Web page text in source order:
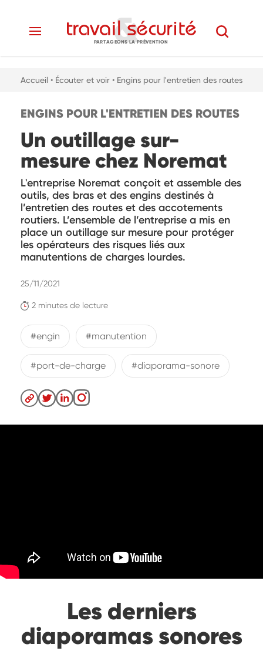
PARTAGEONS LA PRÉVENTION
Accueil • Écouter et voir • Engins pour l'entretien des routes
ENGINS POUR L'ENTRETIEN DES ROUTES
Un outillage sur-
mesure chez Noremat
L'entreprise Noremat conçoit et assemble des
outils, des bras et des engins destinés à
l’entretien des routes et des accotements
routiers. L’ensemble de l’entreprise a mis en
place un outillage sur mesure pour protéger
les opérateurs des risques liés aux
manutentions de charges lourdes.
2 minutes de lecture
25/11/2021
#engin #manutention
#port-de-charge #diaporama-sonore
Les derniers
diaporamas sonores